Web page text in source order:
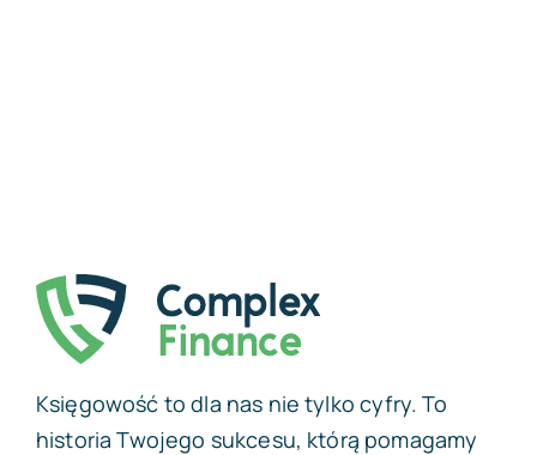
Księgowość to dla nas nie tylko cyfry. To
historia Twojego sukcesu, którą pomagamy